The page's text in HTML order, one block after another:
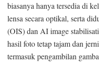
biasanya hanya tersedia di
lensa secara optikal, serta
(OIS) dan AI image
hasil foto tetap tajam dan
termasuk pengambilan